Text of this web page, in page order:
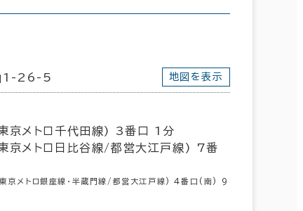
1-26-5 地図を表示
京メトロ千代田線) 3番口 1分
京メトロ日比谷線/都営大江戸線) 7番
京メトロ銀座線･半蔵門線/都営大江戸線) 4番口(南) 9